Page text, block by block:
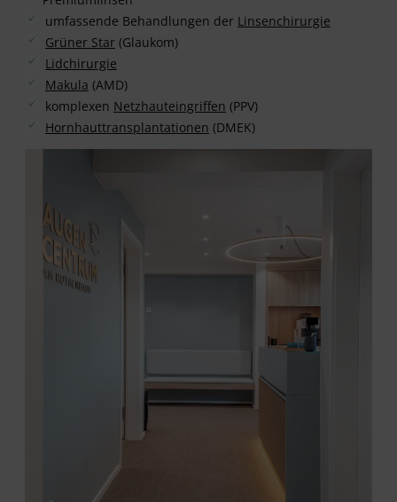
umfassende Behandlungen der Linsenchirurgie
Grüner Star (Glaukom)
Lidchirurgie
Makula (AMD)
komplexen Netzhauteingriffen (PPV)
Hornhauttransplantationen (DMEK)